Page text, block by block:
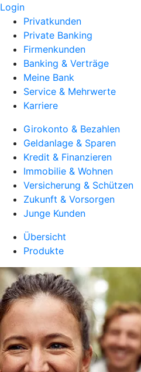
Login
Privatkunden
Private Banking
Firmenkunden
Banking & Verträge
Meine Bank
Service & Mehrwerte
Karriere
Girokonto & Bezahlen
Geldanlage & Sparen
Kredit & Finanzieren
Immobilie & Wohnen
Versicherung & Schützen
Zukunft & Vorsorgen
Junge Kunden
Übersicht
Produkte